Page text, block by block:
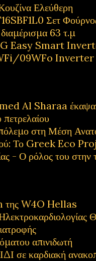
Ελεύθερη
Σετ
63 τ.μ
Easy Smart
09WFo Inverter
Al Sharaa
πετρελαίου
στη Μέση
Το Greek Eco
- Ο ρόλος του στην
της W4O Hellas
απινιδωτή
σε καρδιακή